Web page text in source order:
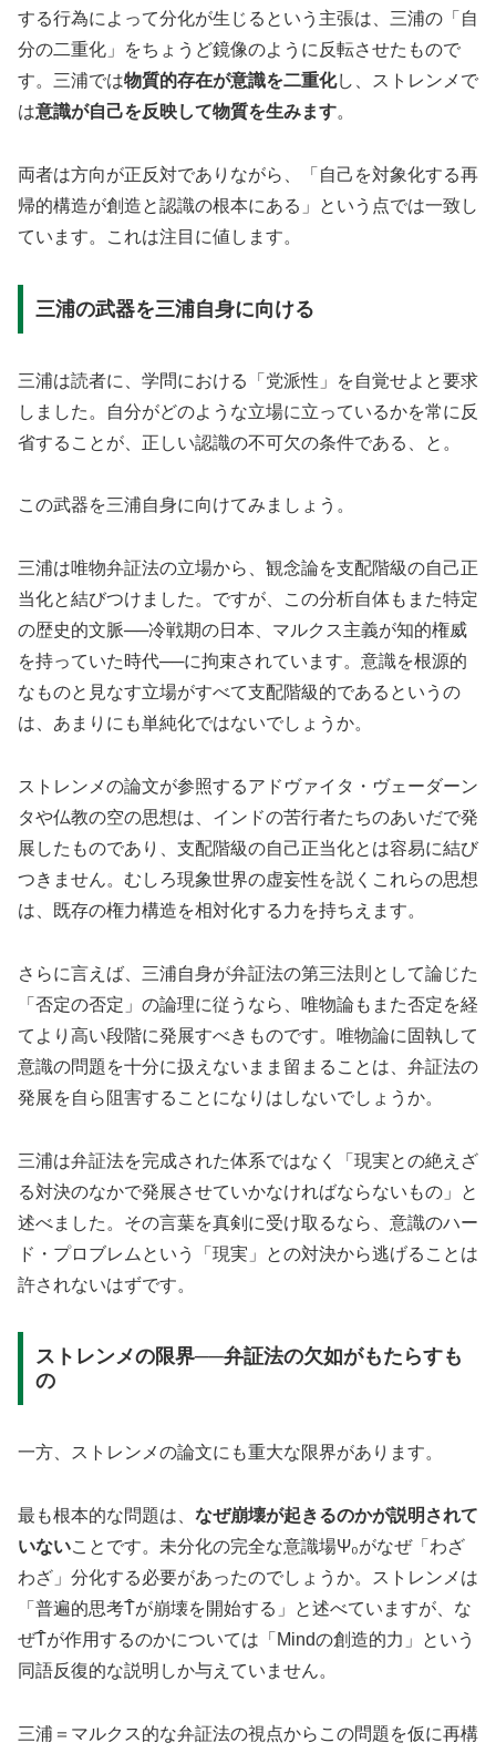
する行為によって分化が生じるという主張は、三浦の「自
分の二重化」をちょうど鏡像のように反転させたもので
す。三浦では物質的存在が意識を二重化し、ストレンメで
は意識が自己を反映して物質を生みます。
両者は方向が正反対でありながら、「自己を対象化する再
帰的構造が創造と認識の根本にある」という点では一致し
ています。これは注目に値します。
三浦の武器を三浦自身に向ける
三浦は読者に、学問における「党派性」を自覚せよと要求
しました。自分がどのような立場に立っているかを常に反
省することが、正しい認識の不可欠の条件である、と。
この武器を三浦自身に向けてみましょう。
三浦は唯物弁証法の立場から、観念論を支配階級の自己正
当化と結びつけました。ですが、この分析自体もまた特定
の歴史的文脈──冷戦期の日本、マルクス主義が知的権威
を持っていた時代──に拘束されています。意識を根源的
なものと見なす立場がすべて支配階級的であるというの
は、あまりにも単純化ではないでしょうか。
ストレンメの論文が参照するアドヴァイタ・ヴェーダーン
タや仏教の空の思想は、インドの苦行者たちのあいだで発
展したものであり、支配階級の自己正当化とは容易に結び
つきません。むしろ現象世界の虚妄性を説くこれらの思想
は、既存の権力構造を相対化する力を持ちえます。
さらに言えば、三浦自身が弁証法の第三法則として論じた
「否定の否定」の論理に従うなら、唯物論もまた否定を経
てより高い段階に発展すべきものです。唯物論に固執して
意識の問題を十分に扱えないまま留まることは、弁証法の
発展を自ら阻害することになりはしないでしょうか。
三浦は弁証法を完成された体系ではなく「現実との絶えざ
る対決のなかで発展させていかなければならないもの」と
述べました。その言葉を真剣に受け取るなら、意識のハー
ド・プロブレムという「現実」との対決から逃げることは
許されないはずです。
ストレンメの限界──弁証法の欠如がもたらすも
の
一方、ストレンメの論文にも重大な限界があります。
最も根本的な問題は、 なぜ崩壊が起きるのかが説明されて
いないことです。未分化の完全な意識場Ψ₀がなぜ「わざ
わざ」分化する必要があったのでしょうか。ストレンメは
「普遍的思考T̂が崩壊を開始する」と述べていますが、な
ぜT̂が作用するのかについては「Mindの創造的力」という
同語反復的な説明しか与えていません。
三浦＝マルクス的な弁証法の視点からこの問題を仮に再構